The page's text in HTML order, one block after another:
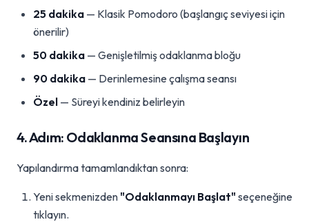
25 dakika — Klasik Pomodoro (başlangıç seviyesi için
önerilir)
50 dakika — Genişletilmiş odaklanma bloğu
90 dakika — Derinlemesine çalışma seansı
Özel — Süreyi kendiniz belirleyin
4. Adım: Odaklanma Seansına Başlayın
Yapılandırma tamamlandıktan sonra:
Yeni sekmenizden "Odaklanmayı Başlat"seçeneğine
tıklayın.